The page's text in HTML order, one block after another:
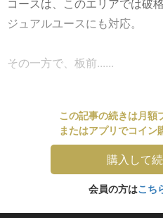
ジュアルユースにも対応。
その一方で、板前......
この記事の続きは月額
またはアプリでコイン
購入して
会員の方はこち